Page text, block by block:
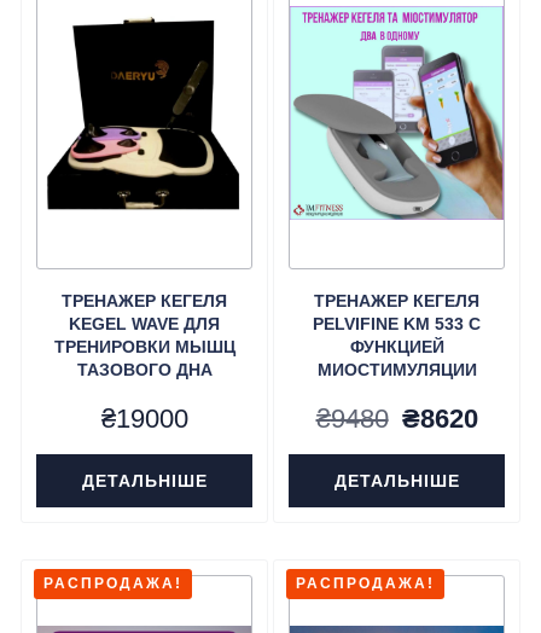
ТРЕНАЖЕР КЕГЕЛЯ
KEGEL WAVE ДЛЯ
ТРЕНИРОВКИ МЫШЦ
ТАЗОВОГО ДНА
₴19000
ДЕТАЛЬНІШЕ
ТРЕНАЖЕР КЕГЕЛЯ
PELVIFINE KM 533 С
ФУНКЦИЕЙ
МИОСТИМУЛЯЦИИ
₴9480
цена
составляла
₴8620
ДЕТАЛЬНІШЕ
РАСПРОДАЖА! РАСПРОДАЖА!